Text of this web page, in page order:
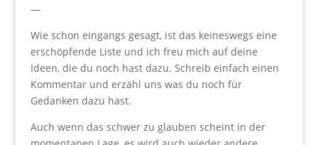
—
Wie schon eingangs gesagt, ist das keineswegs eine
erschöpfende Liste und ich freu mich auf deine
Ideen, die du noch hast dazu. Schreib einfach einen
Kommentar und erzähl uns was du noch für
Gedanken dazu hast.
Auch wenn das schwer zu glauben scheint in der